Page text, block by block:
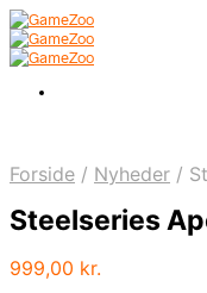
Forside / Nyheder /
Steelseries
999,00 kr.